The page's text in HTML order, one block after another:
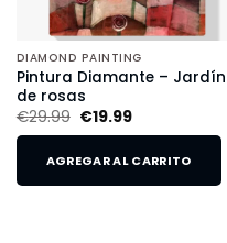
DIAMOND PAINTING
Pintura Diamante – Jardín
de rosas
€29.99 €19.99
AGREGAR AL CARRITO